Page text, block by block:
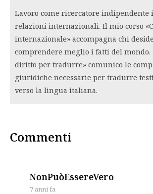
Lavoro come ricercatore indipendente
relazioni internazionali. Il mio corso
internazionale» accompagna chi
comprendere meglio i fatti del mondo.
diritto per tradurre» comunico le
giuridiche necessarie per tradurre
verso la lingua italiana.
Commenti
NonPuòEssereVero
7 anni fa